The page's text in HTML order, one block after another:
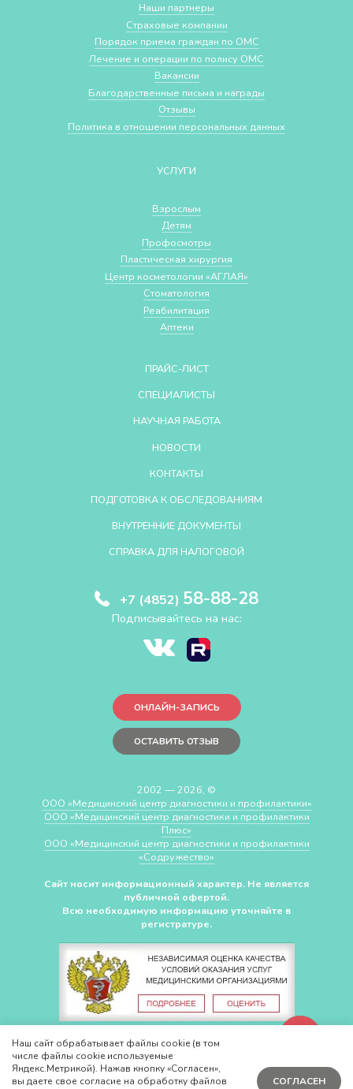
Наши партнеры
Страховые компании
Порядок приема граждан по ОМС
Лечение и операции по полису ОМС
Вакансии
Благодарственные письма и награды
Отзывы
Политика в отношении персональных данных
УСЛУГИ
Взрослым
Детям
Профосмотры
Пластическая хирургия
Центр косметологии «АГЛАЯ»
Стоматология
Реабилитация
Аптеки
ПРАЙС-ЛИСТ
СПЕЦИАЛИСТЫ
НАУЧНАЯ РАБОТА
НОВОСТИ
КОНТАКТЫ
ПОДГОТОВКА К ОБСЛЕДОВАНИЯМ
ВНУТРЕННИЕ ДОКУМЕНТЫ
СПРАВКА ДЛЯ НАЛОГОВОЙ
+7 (4852) 58-88-28
Подписывайтесь на нас:
ОНЛАЙН-ЗАПИСЬ
ОСТАВИТЬ ОТЗЫВ
2002 — 2026, ©
ООО «Медицинский центр диагностики и профилактики»
ООО «Медицинский центр диагностики и профилактики
Плюс»
ООО «Медицинский центр диагностики и профилактики
«Cодружество»
Сайт носит информационный характер. Не является
публичной офертой.
Всю необходимую информацию уточняйте в
регистратуре.
СДЕЛАНО ВCHUDOV.PRO
Наш сайт обрабатывает файлы cookie (в том
числе файлы cookie используемые
Яндекс.Метрикой). Нажав кнопку «Согласен»,
вы даете свое согласие на обработку файлов
СОГЛАСЕН